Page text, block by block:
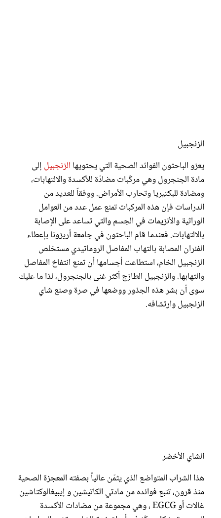
الزنجبيل
يعزو الباحثون الفوائد الصحية التي يحتويها الزنجبيل إلى
مادة الجنجرول وهي مركّبات مضادّة للأكسدة والالتهابات،
ومضادة للبكتيريا وتحارب الأمراض. ووفقاً للعديد من
الدراسات فإن هذه المركبات تمنع عمل عدد من العوامل
الوراثية والأنزيمات في الجسم والتي تساعد على الإصابة
بالالتهابات. فعندما قام الباحثون في جامعة أريزونا بإعطاء
الفئران المصابة بالتهاب المفاصل الروماتيدي مستخلص
الزنجبيل الخام، استطاعت أجسامها أن تمنع انتفاخ المفاصل
والتهابها. والزنجبيل الطازج أكثر غنى بالجنجرول، لذا ما عليك
سوى أن بشر هذه الجذور ووضعها في صرة وصنع شاي
الزنجبيل وارتشافه.
الشاي الأخضر
هذا الشراب المتواضع الذي يثمّن عالياً بصفته المعجزة الصحية
منذ قرون، تنبع فوائده من مادتي الكاتيشين و إيبيغالوكتاشين
غالات أو EGCG ، وهي مجموعة من مضادات الأكسدة